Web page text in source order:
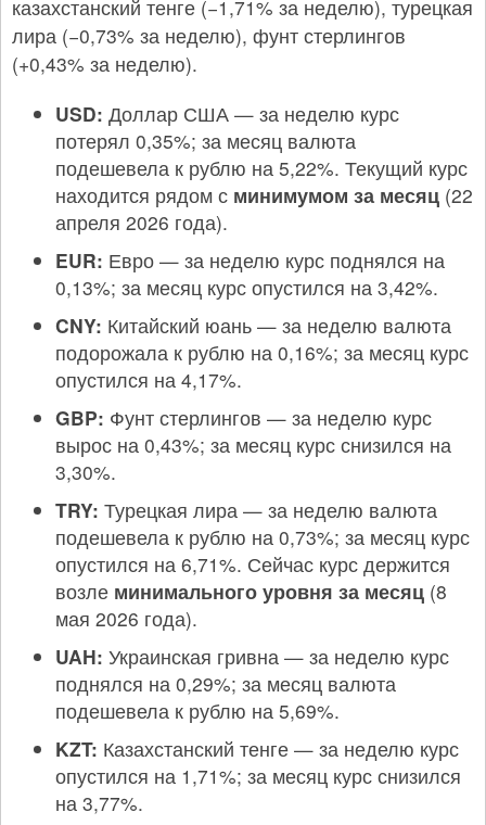
казахстанский тенге (−1,71% за неделю), турецкая
лира (−0,73% за неделю), фунт стерлингов
(+0,43% за неделю).
USD: Доллар США — за неделю курс
потерял 0,35%; за месяц валюта
подешевела к рублю на 5,22%. Текущий курс
находится рядом с минимумом за месяц (22
апреля 2026 года).
EUR: Евро — за неделю курс поднялся на
0,13%; за месяц курс опустился на 3,42%.
CNY: Китайский юань — за неделю валюта
подорожала к рублю на 0,16%; за месяц курс
опустился на 4,17%.
GBP: Фунт стерлингов — за неделю курс
вырос на 0,43%; за месяц курс снизился на
3,30%.
TRY: Турецкая лира — за неделю валюта
подешевела к рублю на 0,73%; за месяц курс
опустился на 6,71%. Сейчас курс держится
возле минимального уровня за месяц (8
мая 2026 года).
UAH: Украинская гривна — за неделю курс
поднялся на 0,29%; за месяц валюта
подешевела к рублю на 5,69%.
KZT: Казахстанский тенге — за неделю курс
опустился на 1,71%; за месяц курс снизился
на 3,77%.